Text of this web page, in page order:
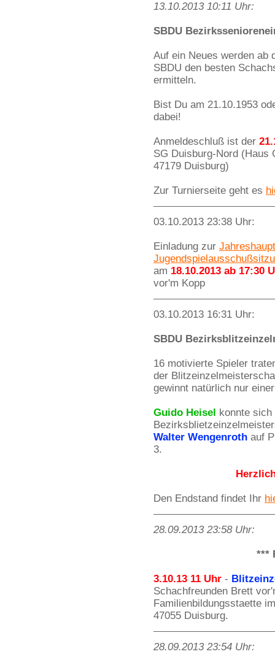
13.10.2013 10:11 Uhr:
SBDU
Auf ein Neues werden ab
SBDU den besten
ermitteln.
Bist Du am 21.10.1953
dabei!
Anmeldeschluß ist der
SG Duisburg-Nord (Haus
47179 Duisburg)
Zur Turnierseite geht es
03.10.2013 23:38 Uhr:
Einladung zur
am 18.10.2013 ab 17:30
vor'm Kopp
03.10.2013 16:31 Uhr:
SBDU
16 motivierte Spieler
der
gewinnt natürlich nur
Guido Heisel konnte sich
Walter Wengenroth auf
3.
Den Endstand findet Ihr
28.09.2013 23:58 Uhr:
***
3.10.13 11 Uhr -
Schachfreunden Brett
Familienbildungsstaette
47055 Duisburg.
28.09.2013 23:54 Uhr: